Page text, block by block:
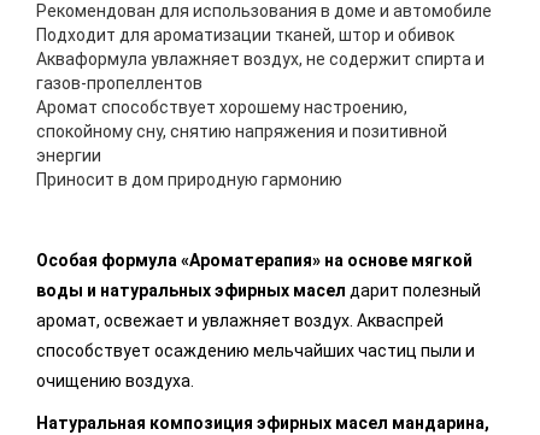
Рекомендован для использования в доме и автомобиле
Подходит для ароматизации тканей, штор и обивок
Акваформула увлажняет воздух, не содержит спирта и
газов-пропеллентов
Аромат способствует хорошему настроению,
спокойному сну, снятию напряжения и позитивной
энергии
Приносит в дом природную гармонию
Особая формула «Ароматерапия» на основе мягкой
воды и натуральных эфирных масел дарит полезный
аромат, освежает и увлажняет воздух. Акваспрей
способствует осаждению мельчайших частиц пыли и
очищению воздуха.
Натуральная композиция эфирных масел мандарина,